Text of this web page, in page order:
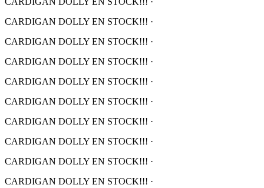
CARDIGAN DOLLY EN STOCK!!! ·
CARDIGAN DOLLY EN STOCK!!! ·
CARDIGAN DOLLY EN STOCK!!! ·
CARDIGAN DOLLY EN STOCK!!! ·
CARDIGAN DOLLY EN STOCK!!! ·
CARDIGAN DOLLY EN STOCK!!! ·
CARDIGAN DOLLY EN STOCK!!! ·
CARDIGAN DOLLY EN STOCK!!! ·
CARDIGAN DOLLY EN STOCK!!! ·